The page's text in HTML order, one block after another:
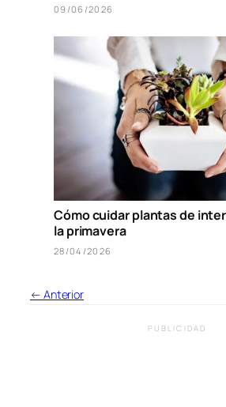
09/06/2026
Cómo cuidar plantas de
la primavera
28/04/2026
← Anterior
PUBLICIDAD